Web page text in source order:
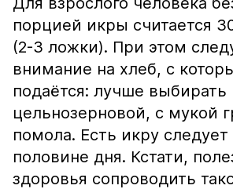
порцией икры считается
(2-3 ложки). При этом
внимание на хлеб, с
подаётся: лучше выбирать
цельнозерновой, с мукой
помола. Есть икру
половине дня. Кстати,
здоровья сопроводить